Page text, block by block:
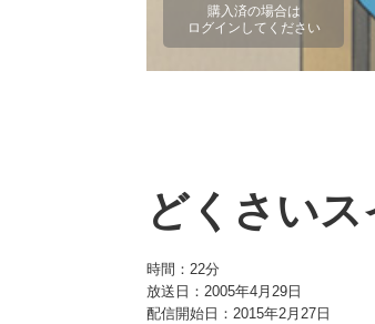
購入済の場合は
ログインしてください
どくさい
時間： 22分
放送日：2005年4月29日
配信開始日： 2015年2月27日